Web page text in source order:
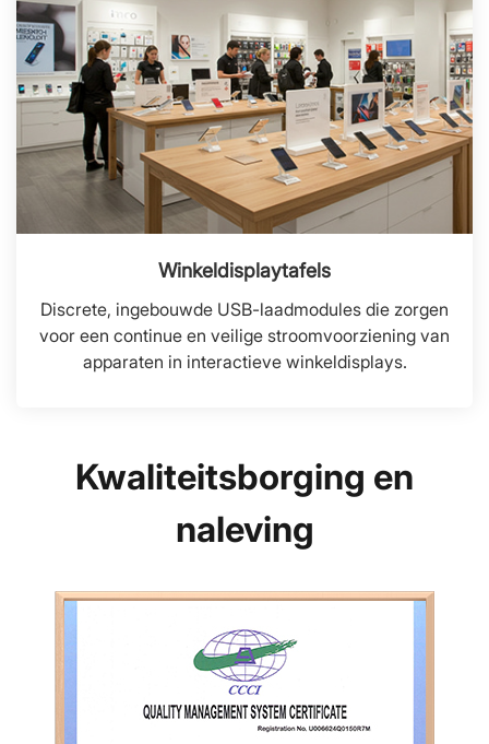
Winkeldisplaytafels
Discrete, ingebouwde USB-laadmodules die zorgen
voor een continue en veilige stroomvoorziening van
apparaten in interactieve winkeldisplays.
Kwaliteitsborging en
naleving